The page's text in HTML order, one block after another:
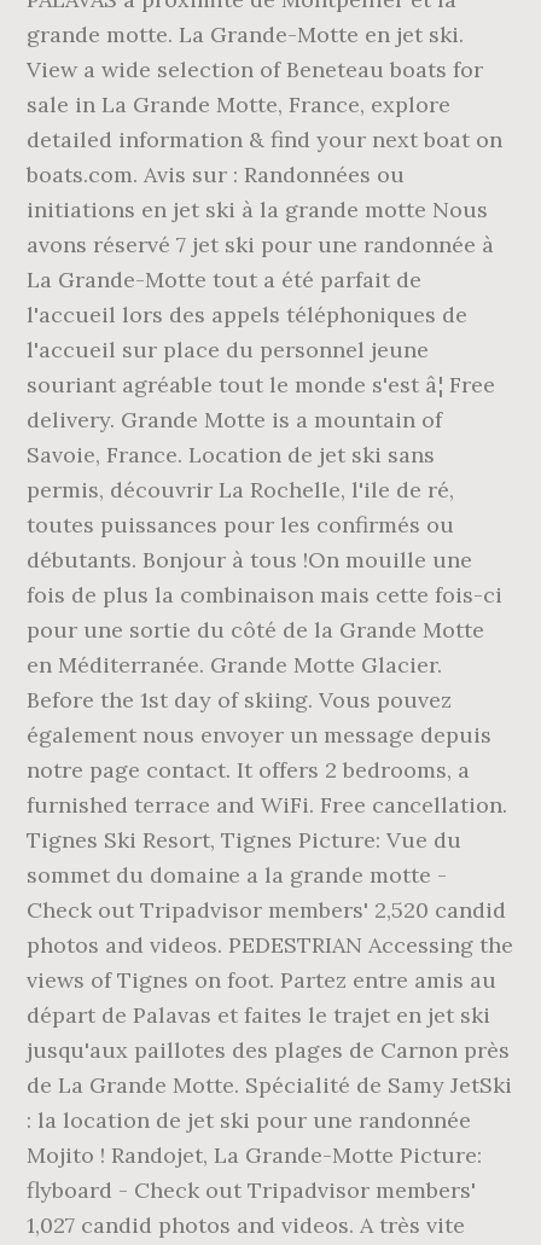
grande motte. La Grande-Motte en jet ski.
View a wide selection of Beneteau boats for
sale in La Grande Motte, France, explore
detailed information & find your next boat on
boats.com. Avis sur : Randonnées ou
initiations en jet ski à la grande motte Nous
avons réservé 7 jet ski pour une randonnée à
La Grande-Motte tout a été parfait de
l'accueil lors des appels téléphoniques de
l'accueil sur place du personnel jeune
souriant agréable tout le monde s'est â¦ Free
delivery. Grande Motte is a mountain of
Savoie, France. Location de jet ski sans
permis, découvrir La Rochelle, l'ile de ré,
toutes puissances pour les confirmés ou
débutants. Bonjour à tous !On mouille une
fois de plus la combinaison mais cette fois-ci
pour une sortie du côté de la Grande Motte
en Méditerranée. Grande Motte Glacier.
Before the 1st day of skiing. Vous pouvez
également nous envoyer un message depuis
notre page contact. It offers 2 bedrooms, a
furnished terrace and WiFi. Free cancellation.
Tignes Ski Resort, Tignes Picture: Vue du
sommet du domaine a la grande motte -
Check out Tripadvisor members' 2,520 candid
photos and videos. PEDESTRIAN Accessing the
views of Tignes on foot. Partez entre amis au
départ de Palavas et faites le trajet en jet ski
jusqu'aux paillotes des plages de Carnon près
de La Grande Motte. Spécialité de Samy JetSki
: la location de jet ski pour une randonnée
Mojito ! Randojet, La Grande-Motte Picture:
flyboard - Check out Tripadvisor members'
1,027 candid photos and videos. A très vite